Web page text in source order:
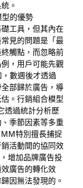
。
的優勢
工具，但其內在
見的問題是「最
觸點，而忽略前
，用戶可能先觀
數週後才透過
部歸於廣告，導
。行銷組合模型
透過統計分析歷
季節因素等多重
特別擅長捕捉
活動間的協同效
增加品牌廣告投
廣告的轉化效
因無法發現的。